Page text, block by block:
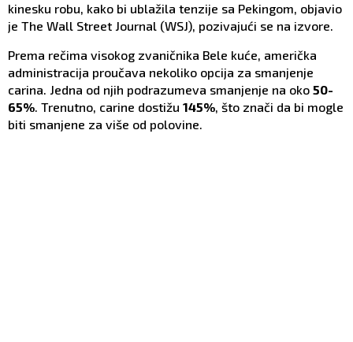
kinesku robu, kako bi ublažila tenzije sa Pekingom, objavio
je The Wall Street Journal (WSJ), pozivajući se na izvore.
Prema rečima visokog zvaničnika Bele kuće, američka
administracija proučava nekoliko opcija za smanjenje
carina. Jedna od njih podrazumeva smanjenje na oko 50-
65%. Trenutno, carine dostižu 145%, što znači da bi mogle
biti smanjene za više od polovine.